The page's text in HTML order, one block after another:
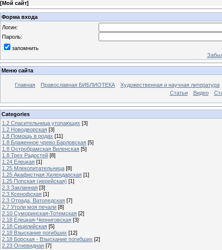
[Мой сайт]
Форма входа
Логин:
Пароль:
запомнить
Меню сайта
Главная Православная БИБЛИОТЕКА
Художественная и научная литература
Статьи
Видео
Categories
1.2 Спасительница утопающих [3]
1.2 Новодворская [3]
1.8 Помощь в родах [11]
1.8 Блаженное чрево Барловская [5]
1.8 Остробрамская Виленская [5]
1.8 Трех Радостей [8]
1.24 Елецкая [1]
1.25 Млекопитательница [8]
1.25 Акафистная Хилендарская [1]
1.25 Попская (иерейская) [1]
2.3 Закланная [3]
2.3 Ксенофская [1]
2.3 Отрада, Ватопедская [7]
2.7 Утоли моя печали [8]
2.10 Суморинская-Тотемская [2]
2.18 Елецкая-Черниговская [3]
2.18 Сицилийская [5]
2.18 Взыскание погибших [12]
2.18 Борская - Взыскание погибших [2]
2.23 Огневидная [7]